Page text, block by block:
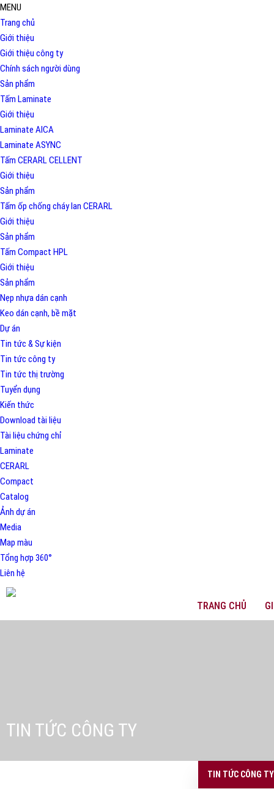
MENU
Trang chủ
Giới thiệu
Giới thiệu công ty
Chính sách người dùng
Sản phẩm
Tấm Laminate
Giới thiệu
Laminate AICA
Laminate ASYNC
Tấm CERARL CELLENT
Giới thiệu
Sản phẩm
Tấm ốp chống cháy lan CERARL
Giới thiệu
Sản phẩm
Tấm Compact HPL
Giới thiệu
Sản phẩm
Nẹp nhựa dán cạnh
Keo dán cạnh, bề mặt
Dự án
Tin tức & Sự kiện
Tin tức công ty
Tin tức thị trường
Tuyển dụng
Kiến thức
Download tài liệu
Tài liệu chứng chỉ
Laminate
CERARL
Compact
Catalog
Ảnh dự án
Media
Map màu
Tổng hợp 360°
Liên hệ
TRANG CHỦ
TIN TỨC CÔNG TY
TIN TỨC CÔNG TY